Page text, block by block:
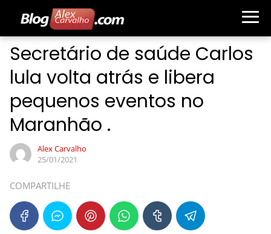
Secretário de saúde Carlos
lula volta atrás e libera
pequenos eventos no
Maranhão .
Alex Carvalho
25/01/2021
COMPARTILHE